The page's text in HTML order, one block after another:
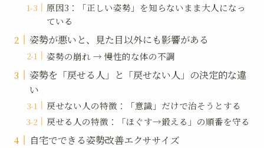
原因3：「正しい姿勢」を知らないまま大人になっ
ている
姿勢が悪いと、見た目以外にも影響がある
姿勢の崩れ → 慢性的な体の不調
姿勢を「戻せる人」と「戻せない人」の決定的な違
い
戻せない人の特徴：「意識」だけで治そうとする
戻せる人の特徴：「ほぐす→鍛える」の順番を守る
自宅でできる姿勢改善エクササイズ